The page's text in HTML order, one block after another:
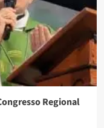
Regional